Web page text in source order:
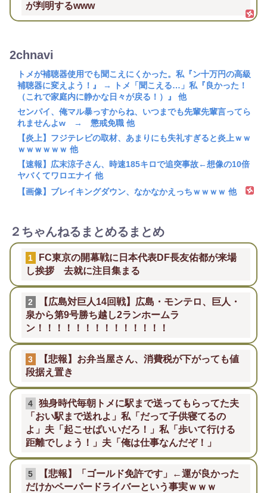
が判明するwww
2chnavi
トメが補聴器使用でも聞こえにくかった。私『ン十万円の高級
補聴器に変えよう！』 → トメ「聞こえる…」私『良かった！
（これで家庭内に静かな日々が戻る！）』 他
センパイ、俺マル暴っすからね、いつまでも先輩先輩言ってら
れませんよw → 懲戒免職 他
【炎上】フジテレビの取材、あまりにも失礼すぎると炎上ｗｗ
ｗｗｗｗｗｗ 他
【速報】広末涼子さん、時速185キロで追突事故←想像の10倍
ヤバくてワロエナイ 他
【画像】ブレイキングダウン、なかなかえっちｗｗｗｗ 他
２ちゃんねるまとめるまとめ
1
FC東京の開幕戦に日本代表DF長友佑都が来場
し挨拶 去就に注目集まる
2
【広島対巨人14回戦】広島・モンテロ、巨人・
泉から第9号勝ち越し2ランホームラ
ン！！！！！！！！！！！！！！
3
【悲報】お弁当屋さん、消費税が下がっても値
段据え置き
4
独身時代毎朝トメに駅まで送ってもらってた夫
「おい駅まで送れよ」私「だって子供寝てるの
よ」夫「起こせばいいだろ！」私「歩いて行ける
距離でしょう！」夫「俺は仕事なんだぞ！」
5
【悲報】「ゴールド免許です」←運が良かった
だけかペーパードライバーという事実ｗｗｗ